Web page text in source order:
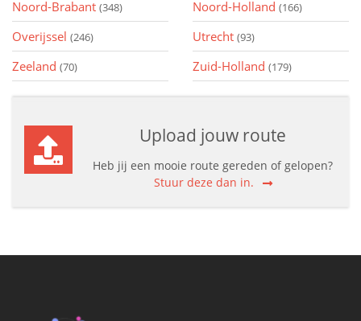
Noord-Brabant (348) Noord-Holland (166)
Overijssel (246) Utrecht (93)
Zeeland (70) Zuid-Holland (179)
Upload jouw route
Heb jij een mooie route gereden of gelopen?
Stuur deze dan in.